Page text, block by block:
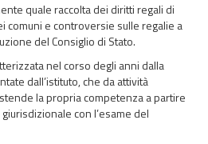
quale raccolta dei diritti regali di
comuni e controversie sulle regalie a
del Consiglio di Stato.
nel corso degli anni dalla
dall’istituto, che da attività
la propria competenza a partire
con l’esame del